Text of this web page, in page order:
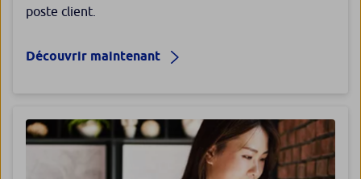
poste client.
Découvrir maintenant